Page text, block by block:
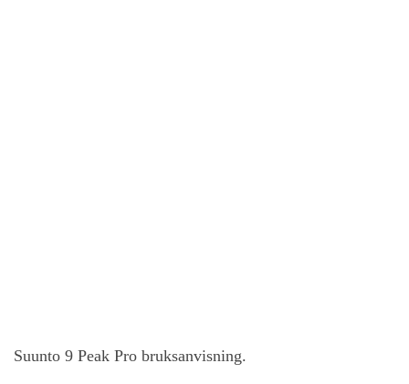
Suunto 9 Peak Pro bruksanvisning.